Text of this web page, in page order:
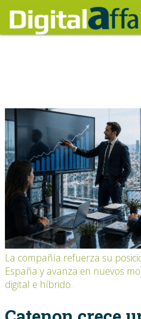
La compañía refuerza su
España y avanza en nuevos
digital e híbrido.